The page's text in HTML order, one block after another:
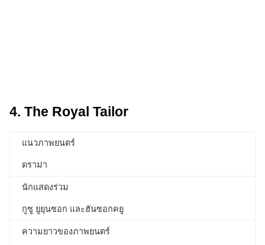
4. The Royal Tailor
แนวภาพยนตร์
ดราม่า
นักแสดงร่วม
กูซู ยูยุนซอก และฮันซอกคยู
ความยาวของภาพยนตร์